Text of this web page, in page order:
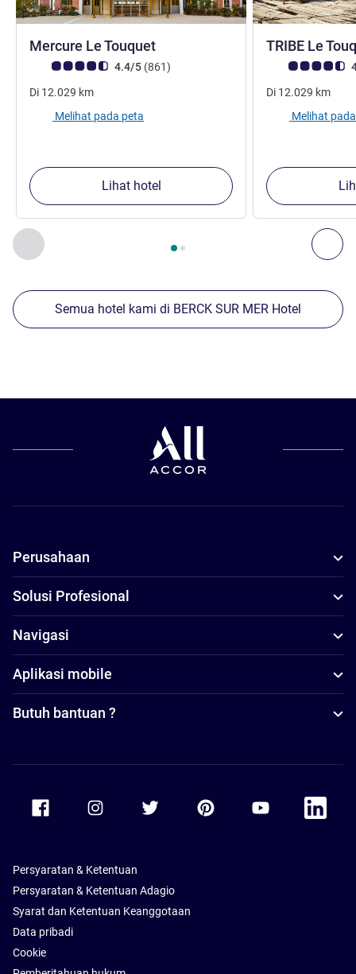
Sebelumnya - Properti kami yang lain di sekitar
Halaman , Properti kami yang lain di sekitar 1 :,
Mercure Le Touquet
Catatan tamu Avis (Peringkat ALL)
4.4/5 (861ulasan
)
Di 12.029 km
Melihat pada peta
Lihat hotel
TRIBE Le
Catatan tamu
Di 12.029 km
Melihat
Semua hotel kami di BERCK SUR MER Hotel
Perusahaan
Solusi Profesional
Navigasi
Aplikasi mobile
Butuh bantuan ?
Accor Youtube
Accor
Persyaratan & Ketentuan
Persyaratan & Ketentuan Adagio
Syarat dan Ketentuan Keanggotaan
Data pribadi
Cookie